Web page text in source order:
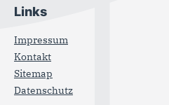
Links
Impressum
Kontakt
Sitemap
Datenschutz